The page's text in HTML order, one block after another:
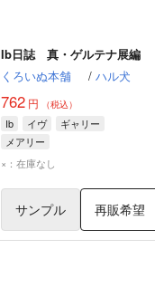
Ib日誌 真・ゲルテナ展編
くろいぬ本舗
/ ハル犬
762 円 （税込）
Ib イヴ
ギャリー
メアリー
×：在庫なし
サンプル 再販希望